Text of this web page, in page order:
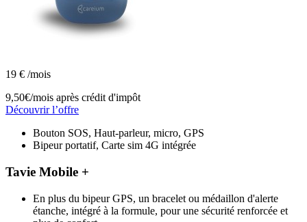
19 € /mois
9,50€/mois après crédit d'impôt
Découvrir l’offre
Bouton SOS, Haut-parleur, micro, GPS
Bipeur portatif, Carte sim 4G intégrée
Tavie Mobile +
En plus du bipeur GPS, un bracelet ou médaillon d'alerte
étanche, intégré à la formule, pour une sécurité renforcée et